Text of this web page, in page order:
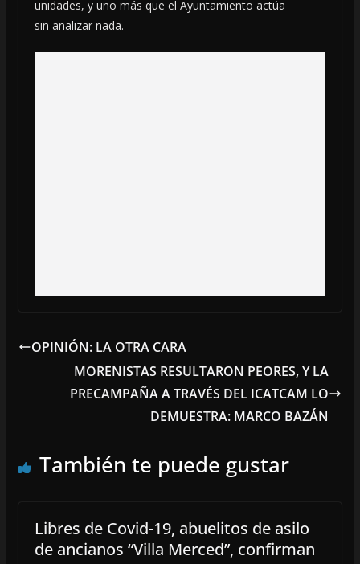
unidades, y uno más que el Ayuntamiento actúa
sin analizar nada.
OPINIÓN: LA OTRA CARA
MORENISTAS RESULTARON PEORES, Y LA
PRECAMPAÑA A TRAVÉS DEL ICATCAM LO
DEMUESTRA: MARCO BAZÁN
También te puede gustar
Libres de Covid-19, abuelitos de asilo
de ancianos “Villa Merced”, confirman